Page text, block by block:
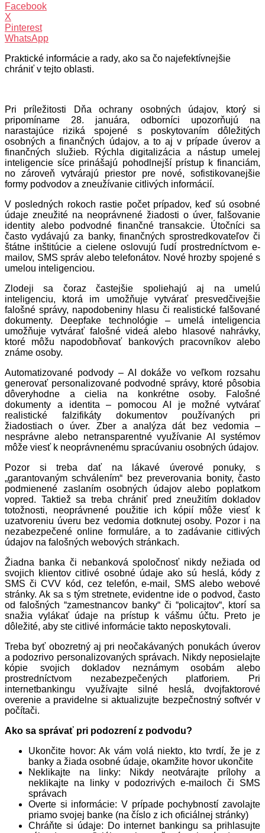
Facebook
X
Pinterest
WhatsApp
Praktické informácie a rady, ako sa čo najefektívnejšie
chrániť v tejto oblasti.
Pri príležitosti Dňa ochrany osobných údajov, ktorý si
pripomíname 28. januára, odborníci upozorňujú na
narastajúce riziká spojené s poskytovaním dôležitých
osobných a finančných údajov, a to aj v prípade úverov a
finančných služieb. Rýchla digitalizácia a nástup umelej
inteligencie síce prinášajú pohodlnejší prístup k financiám,
no zároveň vytvárajú priestor pre nové, sofistikovanejšie
formy podvodov a zneužívanie citlivých informácií.
V posledných rokoch rastie počet prípadov, keď sú osobné
údaje zneužité na neoprávnené žiadosti o úver, falšovanie
identity alebo podvodné finančné transakcie. Útočníci sa
často vydávajú za banky, finančných sprostredkovateľov či
štátne inštitúcie a cielene oslovujú ľudí prostredníctvom e-
mailov, SMS správ alebo telefonátov. Nové hrozby spojené s
umelou inteligenciou.
Zlodeji sa čoraz častejšie spoliehajú aj na umelú
inteligenciu, ktorá im umožňuje vytvárať presvedčivejšie
falošné správy, napodobeniny hlasu či realistické falšované
dokumenty. Deepfake technológie – umelá inteligencia
umožňuje vytvárať falošné videá alebo hlasové nahrávky,
ktoré môžu napodobňovať bankových pracovníkov alebo
známe osoby.
Automatizované podvody – AI dokáže vo veľkom rozsahu
generovať personalizované podvodné správy, ktoré pôsobia
dôveryhodne a cielia na konkrétne osoby. Falošné
dokumenty a identita – pomocou AI je možné vytvárať
realistické falzifikáty dokumentov používaných pri
žiadostiach o úver. Zber a analýza dát bez vedomia –
nesprávne alebo netransparentné využívanie AI systémov
môže viesť k neoprávnenému spracúvaniu osobných údajov.
Pozor si treba dať na lákavé úverové ponuky, s
„garantovaným schválením“ bez preverovania bonity, často
podmienené zaslaním osobných údajov alebo poplatkom
vopred. Taktiež sa treba chrániť pred zneužitím dokladov
totožnosti, neoprávnené použitie ich kópií môže viesť k
uzatvoreniu úveru bez vedomia dotknutej osoby. Pozor i na
nezabezpečené online formuláre, a to zadávanie citlivých
údajov na falošných webových stránkach.
Žiadna banka či nebanková spoločnosť nikdy nežiada od
svojich klientov citlivé osobné údaje ako sú heslá, kódy z
SMS či CVV kód, cez telefón, e-mail, SMS alebo webové
stránky. Ak sa s tým stretnete, evidentne ide o podvod, často
od falošných “zamestnancov banky“ či “policajtov“, ktorí sa
snažia vylákať údaje na prístup k vášmu účtu. Preto je
dôležité, aby ste citlivé informácie takto neposkytovali.
Treba byť obozretný aj pri neočakávaných ponukách úverov
a podozrivo personalizovaných správach. Nikdy neposielajte
kópie svojich dokladov neznámym osobám alebo
prostredníctvom nezabezpečených platforiem. Pri
internetbankingu využívajte silné heslá, dvojfaktorové
overenie a pravidelne si aktualizujte bezpečnostný softvér v
počítači.
Ako sa správať pri podozrení z podvodu?
Ukončite hovor: Ak vám volá niekto, kto tvrdí, že je z
banky a žiada osobné údaje, okamžite hovor ukončite
Neklikajte na linky: Nikdy neotvárajte prílohy a
neklikajte na linky v podozrivých e-mailoch či SMS
správach
Overte si informácie: V prípade pochybností zavolajte
priamo svojej banke (na číslo z ich oficiálnej stránky)
Chráňte si údaje: Do internet bankingu sa prihlasujte